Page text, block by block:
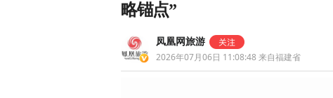
略锚点”
凤凰网旅游
2026年07月06日 11:08:48 来自福建省